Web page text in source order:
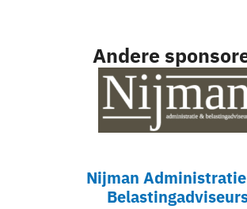
Andere
Nijman Administratie